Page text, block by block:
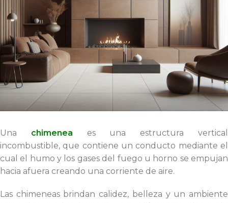
Una chimenea es una estructura vertical
incombustible, que contiene un conducto mediante el
cual el humo y los gases del fuego u horno se empujan
hacia afuera creando una corriente de aire.
Las chimeneas brindan calidez, belleza y un ambiente